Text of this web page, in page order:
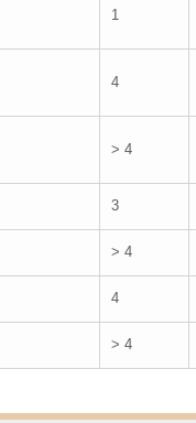
1
4
> 4
3
> 4
4
> 4